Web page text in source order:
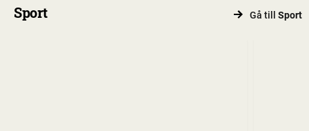
Sport Gå till Sport